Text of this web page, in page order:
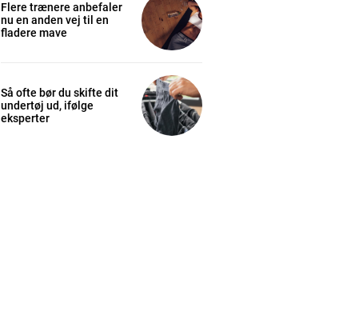
Flere trænere anbefaler
nu en anden vej til en
fladere mave
Så ofte bør du skifte dit
undertøj ud, ifølge
eksperter